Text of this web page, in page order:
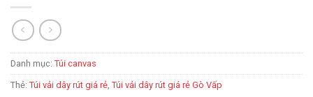
Danh mục: Túi canvas
Thẻ: Túi vải dây rút giá rẻ Túi vải dây rút giá rẻ Gò Vấp